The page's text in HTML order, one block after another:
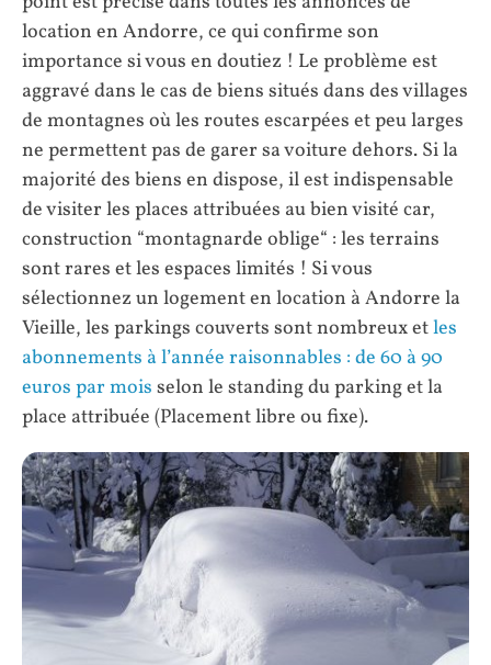
location en Andorre, ce qui confirme son
importance si vous en doutiez ! Le problème est
aggravé dans le cas de biens situés dans des villages
de montagnes où les routes escarpées et peu larges
ne permettent pas de garer sa voiture dehors. Si la
majorité des biens en dispose, il est indispensable
de visiter les places attribuées au bien visité car,
construction “montagnarde oblige“ : les terrains
sont rares et les espaces limités ! Si vous
sélectionnez un logement en location à Andorre la
Vieille, les parkings couverts sont nombreux etles
abonnements à l’année raisonnables : de 60 à 90
euros par mois selon le standing du parking et la
place attribuée (Placement libre ou fixe).